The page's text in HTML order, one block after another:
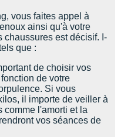
vous faites appel à
ainsi qu'à votre
chaussures est décisif. I-
que :
de choisir vos
de votre
Si vous
il importe de veiller à
l'amorti et la
vos séances de